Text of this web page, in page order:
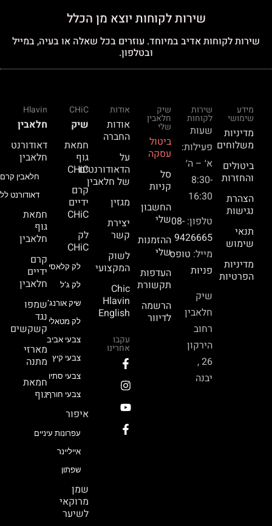
שירות לקוחות יוצא מן הכלל
שירות לקוחות אדיב במיוחד. עוזרים בכל שאלה או בעיה, במייל
ובטלפון.
מידע
שימושי
מדיניות
משלוחים
ביטולים
והחזרות
הצהרת
נגישות
תנאי
שימוש
מדיניות
הפרטיות
שירות
לקוחות
שעות
פעילות:
א׳ – ה׳
8:30-
16:30
טלפון: 08-
9426665
מייל: טופס
פניות
שיק
חלאבין
רחוב
הירקון
26 ,
יבנה
שיק
חלאבין
שלי
ביטול
עסקה
סל
קניות
החשבון
שלי
ההזמנות
שלי
העדפות
תקשורת
הרשמה
לדיוור
אודות
אודות
החברה
על
הדאודורנטים
של חלאבין
מגזין
יצירת
קשר
לשוק
המקצועי
Chic
Hlavin
English
עקבו
אחרינו
CHiC
שיק
חמאת
גוף
CHiC
קרם
ידיים
CHiC
לק
CHiC
לק קלאסי
לק ג’ל
שיק אורנג’
לק מטאלי
צבעי אביב
צבעי קיץ
צבעי סתיו
צבעי חורף
איפור
עפרונות עיניים
אייליינר
שפתון
שמן
מרוקאי
לשיער
Hlavin
חלאבין
דאודורנט
חלאבין
חלאבין
דאודורנט
חמאת
גוף
חלאבין
קרם
ידיים
חלאבין
שמפו
נגד
קשקשים
מארזי
מתנה
חמאת
גוף